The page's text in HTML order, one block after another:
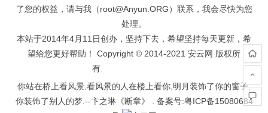
了您的权益，请与我（root@Anyun.ORG）联系，我会尽快为您
处理。
本站于2014年4月11日创办，坚持下去，希望坚持每天更新，希
望给您更好帮助！ Copyright © 2014-2021 安云网 版权所
有.
你站在桥上看风景,看风景的人在楼上看你,明月装饰了你的窗子,
你装饰了别人的梦.--卞之琳《断章》 . 备案号:粤ICP备15080684